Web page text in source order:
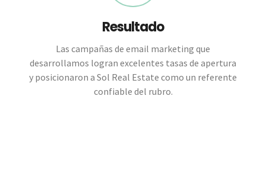
Resultado
Las campañas de email marketing que
desarrollamos logran excelentes tasas de apertura
y posicionaron a Sol Real Estate como un referente
confiable del rubro.